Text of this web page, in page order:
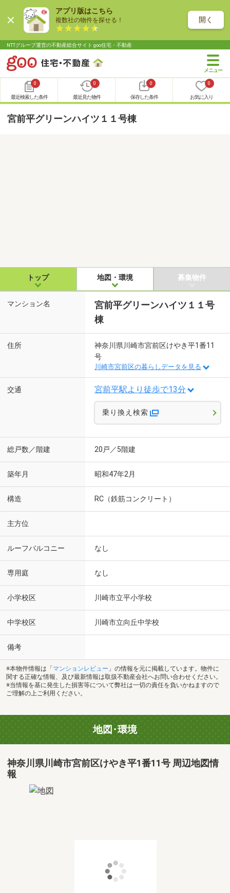
アプリ版はこちら
複数社の物件を探せる！ 開く
NTTグループ運営の不動産総合サイト goo住宅・不動産
0
最近検索した条件
0
最近見た物件
0
保存した条件
0
お気に入り
宮前平グリーンハイツ１１号棟
トップ 地図・環境 募集物件
マンション名
宮前平グリーンハイツ１１号
棟
住所
神奈川県川崎市宮前区けやき平1番11
号
川崎市宮前区の暮らしデータを見る
交通 宮前平駅より徒歩で13分
乗り換え検索
総戸数／階建 20戸／5階建
築年月 昭和47年2月
構造 RC（鉄筋コンクリート）
主方位
ルーフバルコニー なし
専用庭 なし
小学校区 川崎市立平小学校
中学校区 川崎市立向丘中学校
備考
※本物件情報は「 マンションレビュー 」の情報を元に掲載しています。物件に
関する正確な情報、及び最新情報は取扱不動産会社へお問い合わせください。
※当情報を基に発生した損害等について弊社は一切の責任を負いかねますので
ご理解の上ご利用ください。
地図･環境
神奈川県川崎市宮前区けやき平1番11号 周辺地図情
報